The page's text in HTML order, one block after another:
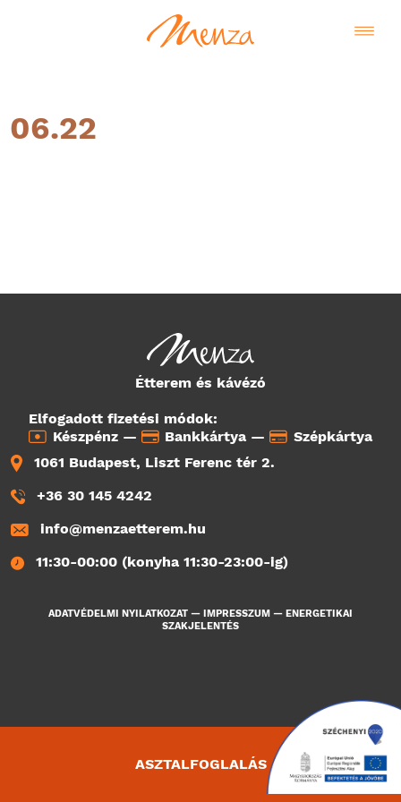
06.22
Étterem és kávézó
Elfogadott fizetési módok:
Készpénz —
Bankkártya —
Szépkártya
1061 Budapest, Liszt Ferenc tér 2.
+36 30 145 4242
info@menzaetterem.hu
11:30-00:00 (konyha 11:30-23:00-ig)
ADATVÉDELMI NYILATKOZAT — IMPRESSZUM — ENERGETIKAI
SZAKJELENTÉS
ASZTALFOGLALÁS